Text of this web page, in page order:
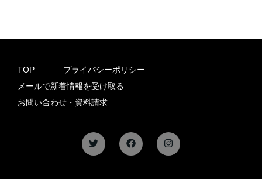
TOP
プライバシーポリシー
メールで新着情報を受け取る
お問い合わせ・資料請求